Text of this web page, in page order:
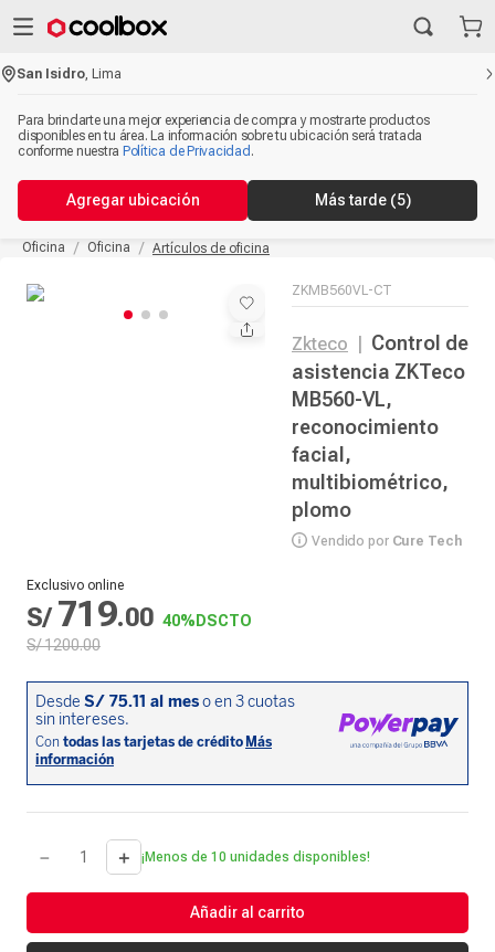
San Isidro ,Lima
Para brindarte una mejor experiencia de compra y mostrarte productos
disponibles en tu área. La información sobre tu ubicación será tratada
conforme nuestra Política de Privacidad .
Agregar ubicación Más tarde (5)
Oficina Oficina Artículos de oficina
ZKMB560VL-CT
Zkteco
Control de
asistencia ZKTeco
MB560-VL,
reconocimiento
facial,
multibiométrico,
plomo
Vendido por Cure Tech
Exclusivo online
S/ 719.00 40% DSCTO
S/1200.00
＋
－ ¡Menos de 10 unidades disponibles!
Añadir al carrito